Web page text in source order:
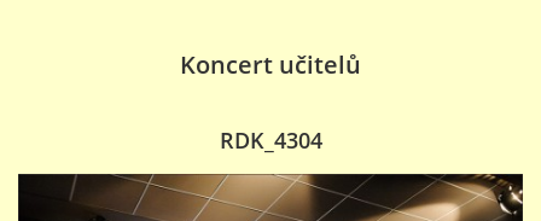
100 LET ZUŠ POHOŘELICE
O ŠKOLE
Koncert učitelů
RDK_4304